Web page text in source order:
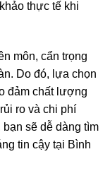
thực tế khi
môn, cẩn trọng
Do đó, lựa chọn
đảm chất lượng
ro và chi phí
sẽ dễ dàng tìm
tin cậy tại Bình